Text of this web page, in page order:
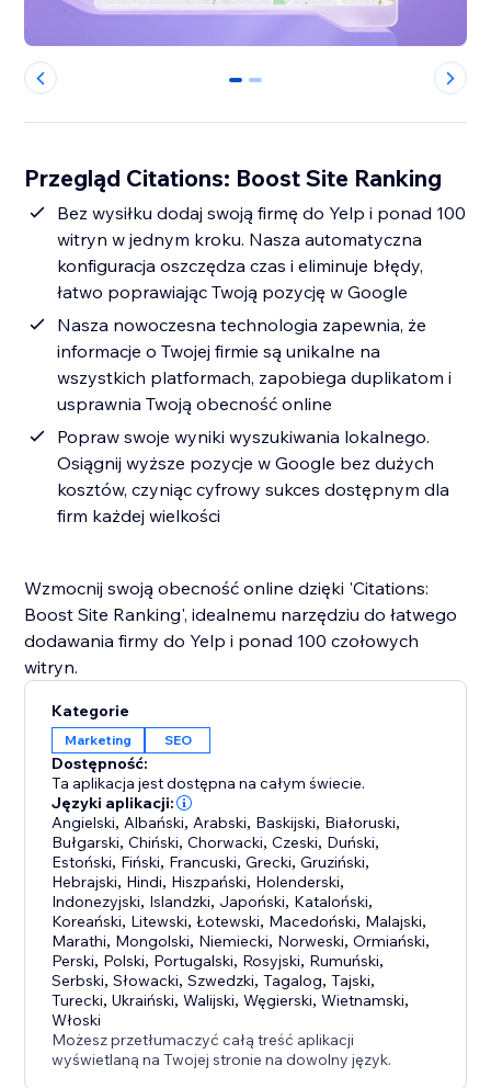
0 1
Przegląd Citations: Boost Site Ranking
Bez wysiłku dodaj swoją firmę do Yelp i ponad 100
witryn w jednym kroku. Nasza automatyczna
konfiguracja oszczędza czas i eliminuje błędy,
łatwo poprawiając Twoją pozycję w Google
Nasza nowoczesna technologia zapewnia, że
informacje o Twojej firmie są unikalne na
wszystkich platformach, zapobiega duplikatom i
usprawnia Twoją obecność online
Popraw swoje wyniki wyszukiwania lokalnego.
Osiągnij wyższe pozycje w Google bez dużych
kosztów, czyniąc cyfrowy sukces dostępnym dla
firm każdej wielkości
Wzmocnij swoją obecność online dzięki 'Citations:
Boost Site Ranking', idealnemu narzędziu do łatwego
dodawania firmy do Yelp i ponad 100 czołowych
witryn.
Kategorie
Marketing SEO
Dostępność:
Ta aplikacja jest dostępna na całym świecie.
Języki aplikacji:
Angielski, Albański, Arabski, Baskijski, Białoruski,
Bułgarski,Chiński,Chorwacki,Czeski, Duński,
Estoński, Fiński, Francuski,Grecki,Gruziński,
Hebrajski, Hindi, Hiszpański, Holenderski,
Indonezyjski, Islandzki, Japoński, Kataloński,
Koreański, Litewski,Łotewski, Macedoński, Malajski,
Marathi, Mongolski, Niemiecki, Norweski,Ormiański,
Perski, Polski, Portugalski, Rosyjski, Rumuński,
Serbski,Słowacki,Szwedzki,Tagalog,Tajski,
Turecki,Ukraiński,Walijski,Węgierski,Wietnamski,
Włoski
Możesz przetłumaczyć całą treść aplikacji
wyświetlaną na Twojej stronie na dowolny język.